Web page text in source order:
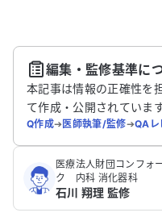
こちらは送信専用のフォ
編集・監修基準に
本記事は情報の正確性を
て作成・公開されています
Q作成➔医師執筆/監修➔QAレ
医療法人財団コンフ
ク 内科 消化器科
石川 翔理 監修